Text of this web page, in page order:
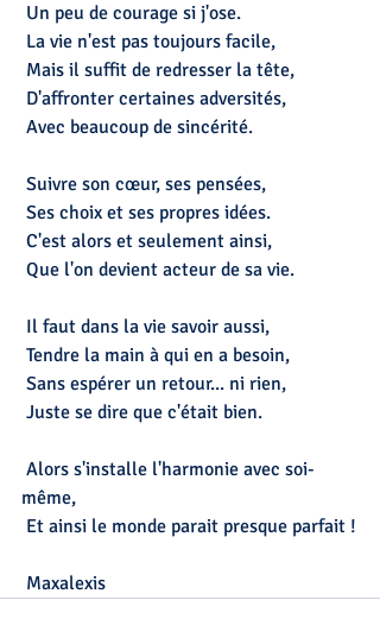
Un peu de courage si j'ose.
La vie n'est pas toujours facile,
Mais il suffit de redresser la tête,
D'affronter certaines adversités,
Avec beaucoup de sincérité.
Suivre son cœur, ses pensées,
Ses choix et ses propres idées.
C'est alors et seulement ainsi,
Que l'on devient acteur de sa vie.
Il faut dans la vie savoir aussi,
Tendre la main à qui en a besoin,
Sans espérer un retour... ni rien,
Juste se dire que c'était bien.
même,
Et ainsi le monde parait presque parfait !
Maxalexis